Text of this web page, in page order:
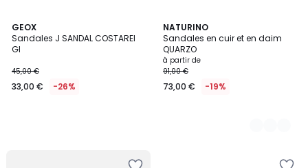
GEOX
Sandales J SANDAL COSTAREI
GI
45,00 €
33,00 € -26%
NATURINO
Sandales en cuir et en daim
QUARZO
à partir de
91,00 €
73,00 € -19%
2
Couleurs